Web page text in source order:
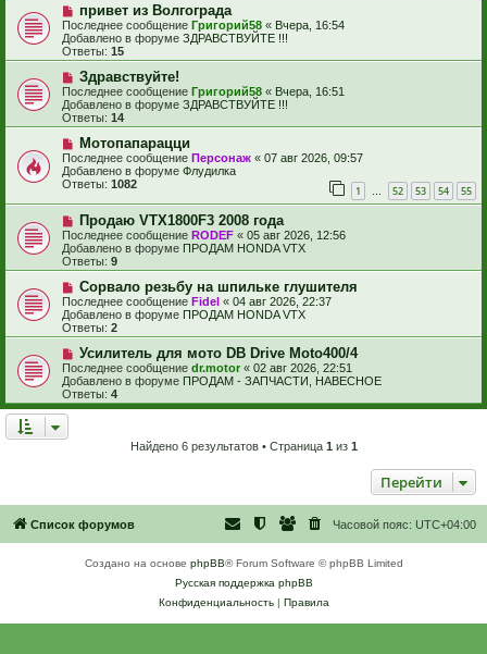
Н
о
в
о
е
с
о
о
б
щ
е
н
и
е
привет из Волгограда
Последнее сообщение Григорий58 « Вчера, 16:54
Добавлено в форуме ЗДРАВСТВУЙТЕ !!!
Ответы: 15
Н
о
в
о
е
с
о
о
б
щ
е
н
и
е
Здравствуйте!
Последнее сообщение Григорий58 « Вчера, 16:51
Добавлено в форуме ЗДРАВСТВУЙТЕ !!!
Ответы: 14
Н
о
в
о
е
с
о
о
б
щ
е
н
и
е
Мотопапарацци
Последнее сообщение Персонаж « 07 авг 2026, 09:57
Добавлено в форуме Флудилка
Ответы: 1082 1 … 52 53 54 55
Н
о
в
о
е
с
о
б
щ
е
н
и
е
Продаю VTX1800F3 2008 года
Последнее сообщение RODEF « 05 авг 2026, 12:56
Добавлено в форуме ПРОДАМ HONDA VTX
Ответы: 9
Н
о
в
о
е
с
о
о
б
щ
Сорвало резьбу на шпильке глушителя
Последнее сообщение Fidel « 04 авг 2026, 22:37
Добавлено в форуме ПРОДАМ HONDA VTX
Ответы: 2
Н
о
в
о
е
и
е
Усилитель для мото DB Drive Moto400/4
Последнее сообщение dr.motor « 02 авг 2026, 22:51
Добавлено в форуме ПРОДАМ - ЗАПЧАСТИ, НАВЕСНОЕ
Ответы: 4
Найдено 6 результатов • Страница 1 из 1
Перейти
Список форумов Часовой пояс: UTC+04:00
Создано на основе phpBB® Forum Software © phpBB Limited
Русская поддержка phpBB
Конфиденциальность| Правила